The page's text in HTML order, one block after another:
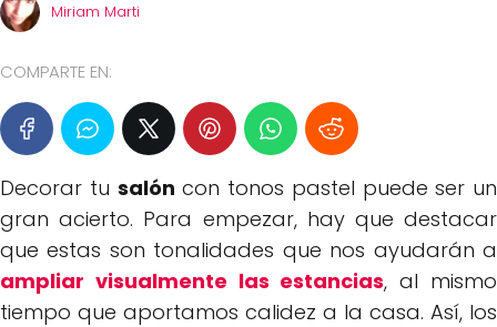
Miriam Marti
COMPARTE EN:
Decorar tu salón con tonos pastel puede ser un
gran acierto. Para empezar, hay que destacar
que estas son tonalidades que nos ayudarán a
ampliar visualmente las estancias, al mismo
tiempo que aportamos calidez a la casa. Así, los